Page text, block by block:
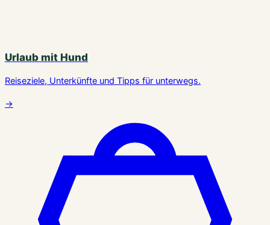
Urlaub mit Hund
Reiseziele, Unterkünfte und Tipps für unterwegs.
→